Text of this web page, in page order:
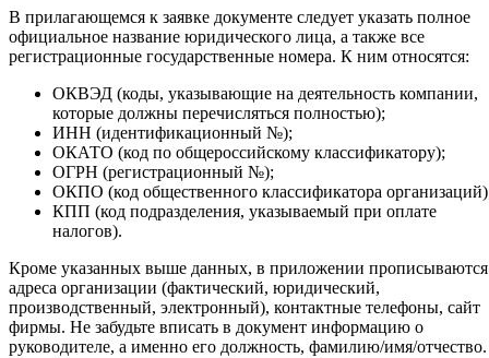
В прилагающемся к заявке документе следует указать полное
официальное название юридического лица, а также все
регистрационные государственные номера. К ним относятся:
ОКВЭД (коды, указывающие на деятельность компании,
которые должны перечисляться полностью);
ИНН (идентификационный №);
ОКАТО (код по общероссийскому классификатору);
ОГРН (регистрационный №);
ОКПО (код общественного классификатора
КПП (код подразделения, указываемый при оплате
налогов).
Кроме указанных выше данных, в приложении прописываются
адреса организации (фактический, юридический,
производственный, электронный), контактные телефоны, сайт
фирмы. Не забудьте вписать в документ информацию о
руководителе, а именно его должность, фамилию/имя/отчество.